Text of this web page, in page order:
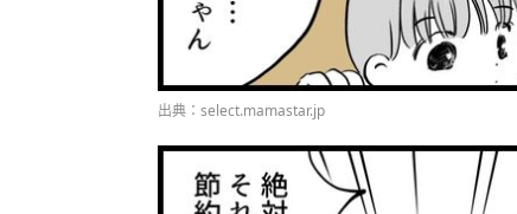
出典：select.mamastar.jp